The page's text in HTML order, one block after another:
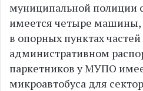
муниципальной полиции
имеется четыре машины,
в опорных пунктах
административном
паркетников у МУПО
микроавтобуса для